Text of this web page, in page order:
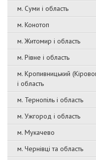
м. Суми і область
м. Конотоп
м. Житомир і область
м. Рівне і область
м. Кропивницький
і область
м. Тернопіль і область
м. Ужгород і область
м. Мукачево
м. Чернівці та область